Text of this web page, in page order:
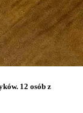
12 osób z